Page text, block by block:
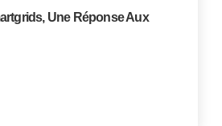
Une Réponse Aux